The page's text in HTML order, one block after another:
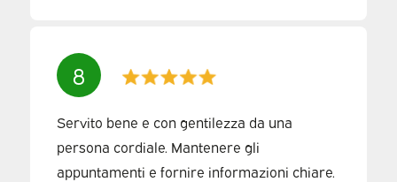
8
Servito bene e con gentilezza da una
persona cordiale. Mantenere gli
appuntamenti e fornire informazioni chiare.